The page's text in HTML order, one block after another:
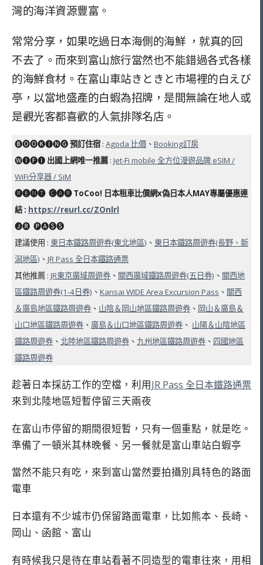
灣的海洋資源豐富。
常常分享，如果吃過日本海側的海鮮 ，就真的回
不去了。而來到富山旅行當然也不能錯過各式各樣
的海鮮食材。在富山車站きときと市場裡的白えび
亭，以當地盛產的白蝦為招牌，是間無論在地人或
是觀光客都喜歡的人氣排隊名店。
🅑🅞🅞🅚🅘🅝🅖預訂住宿 : Agoda 比價 、 Booking訂房
🅦🅘🅕🅘 出國上網唯一推薦 : Jet-Fi mobile 全方位漫遊品牌 eSIM /
WiFi分享器 / SiM
🅡🅔🅝🅣 ​ 🅒🅐🅡 ToCoo! 日本租車比價網x偽日本人MAY專屬優惠連
結: https://reurl.cc/ZOnlrl
🅙🅡 ​ 🅟🅐🅢🅢
建議使用 : 東日本鐵路周遊券(東北地區) 、 東日本鐵路周遊券(長野、新
潟地區) 、 JR Pass 全日本鐵路通票
其他推薦 : JR東京廣域周遊券 、 關西廣域鐵路周遊券(五日券) 、 關西地
區鐵路周遊券(1-4日券) 、 Kansai WIDE Area Excursion Pass 、 關西
＆廣島地區鐵路周遊券 、 山陰＆岡山地區鐵路周遊券 、 岡山＆廣島＆
山口地區鐵路周遊券 、 廣島＆山口地區鐵路周遊券 、 山陽＆山陰地區
鐵路周遊券 、 北陸地區鐵路周遊券 、 九州地區鐵路周遊券 、 四國地區
鐵路周遊券
趁著日本採訪工作的空檔，利用JR Pass 全日本鐵路通票
來到北陸地區短暫停留三天兩夜
在富山市停留的期間很短暫，只有一個重點，就是吃。
準備了一頓米其林晚餐、另一餐就是富山車站白蝦亭
當然不能只有吃，來到富山當然要拍攝別具特色的路面
電車
日本還有不少城市仍保留路面電車，比如熊本、長崎、
岡山、函館、富山
有時候我只是待在車站看著不同造型的電車往來，用相